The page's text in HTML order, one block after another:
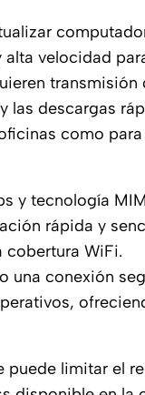
velocidad
las descargas
como
y tecnología
rápida y
cobertura WiFi.
una conexión
puede limitar el